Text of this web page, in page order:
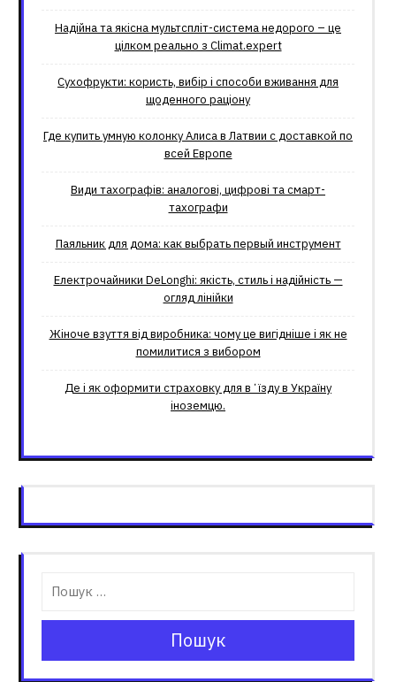
Надійна та якісна мультспліт-система недорого – це
цілком реально з Climat.еxpert
Сухофрукти: користь, вибір і способи вживання для
щоденного раціону
Где купить умную колонку Алиса в Латвии с доставкой по
всей Европе
Види тахографів: аналогові, цифрові та смарт-
тахографи
Паяльник для дома: как выбрать первый инструмент
Електрочайники DeLonghi: якість, стиль і надійність —
огляд лінійки
Жіноче взуття від виробника: чому це вигідніше і як не
помилитися з вибором
Де і як оформити страховку для вʼїзду в Україну
іноземцю.
Пошук